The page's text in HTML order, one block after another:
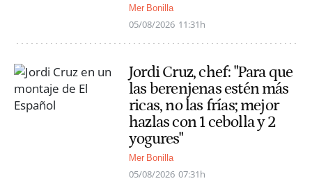
Mer Bonilla
05/08/2026 11:31h
Jordi Cruz, chef: "Para que
las berenjenas estén más
ricas, no las frías; mejor
hazlas con 1 cebolla y 2
yogures"
Mer Bonilla
05/08/2026 07:31h